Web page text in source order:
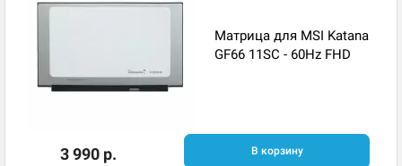
Матрица для MSI Katana
GF66 11SC - 60Hz FHD
3 990 р. В корзину